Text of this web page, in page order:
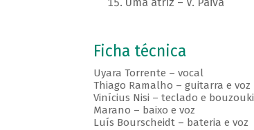
Uma atriz – V. Paiva
Ficha técnica
Uyara Torrente – vocal
Thiago Ramalho – guitarra e voz
Vinícius Nisi – teclado e bouzouki
Marano – baixo e voz
Luís Bourscheidt – bateria e voz